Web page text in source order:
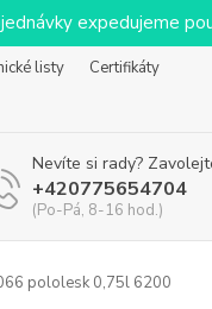
expedujeme
listy
Certifikáty
Nevíte si rady?
+420775654704
(Po-Pá, 8-16 hod.)
pololesk 0,75l 6200